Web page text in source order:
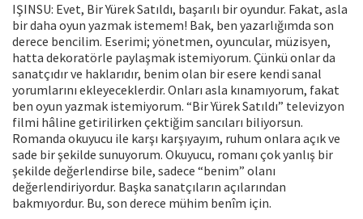
IŞINSU: Evet, Bir Yürek Satıldı, başarılı bir oyundur. Fakat, asla
bir daha oyun yazmak istemem! Bak, ben yazarlığımda son
derece bencilim. Ese­rimi; yönetmen, oyuncular, müzisyen,
hatta dekoratörle paylaşmak istemi­yorum. Çünkü onlar da
sanatçıdır ve haklarıdır, benim olan bir esere kendi sanal
yorumlarını ekleyeceklerdir. Onları asla kınamıyorum, fakat
ben oyun yazmak istemiyorum. “Bir Yürek Satıldı” televizyon
filmi hâline getirilirken çektiğim sancıları biliyorsun.
Romanda okuyucu ile karşı karşıyayım, ruhum onlara açık ve
sade bir şekilde sunuyorum. Okuyucu, romanı çok yanlış bir
şekilde değerlendirse bile, sadece “benim” olanı
değerlendiriyordur. Başka sanatçıların açılarından
bakmıyordur. Bu, son derece mühim benîm için.